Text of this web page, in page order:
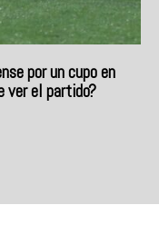
por un cupo en
ver el partido?